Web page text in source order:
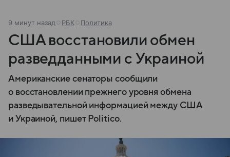
9 минут назад РБК Политика
США восстановили обмен
разведданными с Украиной
Американские сенаторы сообщили
о восстановлении прежнего уровня обмена
разведывательной информацией между США
и Украиной, пишет Politico.